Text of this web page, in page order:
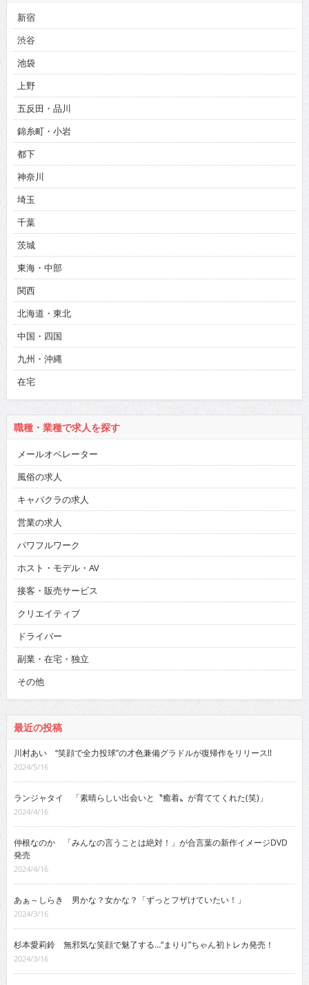
新宿
渋谷
池袋
上野
五反田・品川
錦糸町・小岩
都下
神奈川
埼玉
千葉
茨城
東海・中部
関西
北海道・東北
中国・四国
九州・沖縄
在宅
職種・業種で求人を探す
メールオペレーター
風俗の求人
キャバクラの求人
営業の求人
パワフルワーク
ホスト・モデル・AV
接客・販売サービス
クリエイティブ
ドライバー
副業・在宅・独立
その他
最近の投稿
川村あい “笑顔で全力投球”の才色兼備グラドルが復帰作をリリース!!
2024/5/16
ランジャタイ 「素晴らしい出会いと〝癒着〟が育ててくれた(笑)」
2024/4/16
仲根なのか 「みんなの言うことは絶対！」が合言葉の新作イメージDVD
発売
2024/4/16
あぁ～しらき 男かな？女かな？「ずっとフザけていたい！」
2024/3/16
杉本愛莉鈴 無邪気な笑顔で魅了する…“まりり”ちゃん初トレカ発売！
2024/3/16